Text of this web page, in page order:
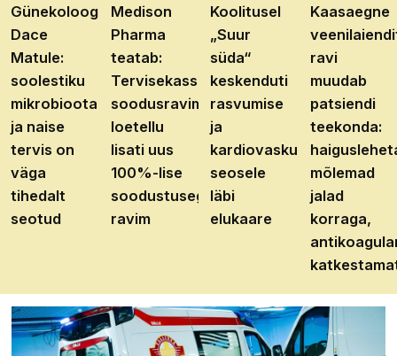
Günekoloog
Dace
Matule:
soolestiku
mikrobioota
ja naise
tervis on
väga
tihedalt
seotud
Medison
Pharma
teatab:
Tervisekassa
soodusravimite
loetellu
lisati uus
100%-lise
soodustusega
ravim
Koolitusel
„Suur
süda“
keskenduti
rasvumise
ja
kardiovaskulaarhaiguste
seosele
läbi
elukaare
Kaasaegne
ravi
muudab
patsiendi
teekonda:
mõlemad
jalad
korraga,